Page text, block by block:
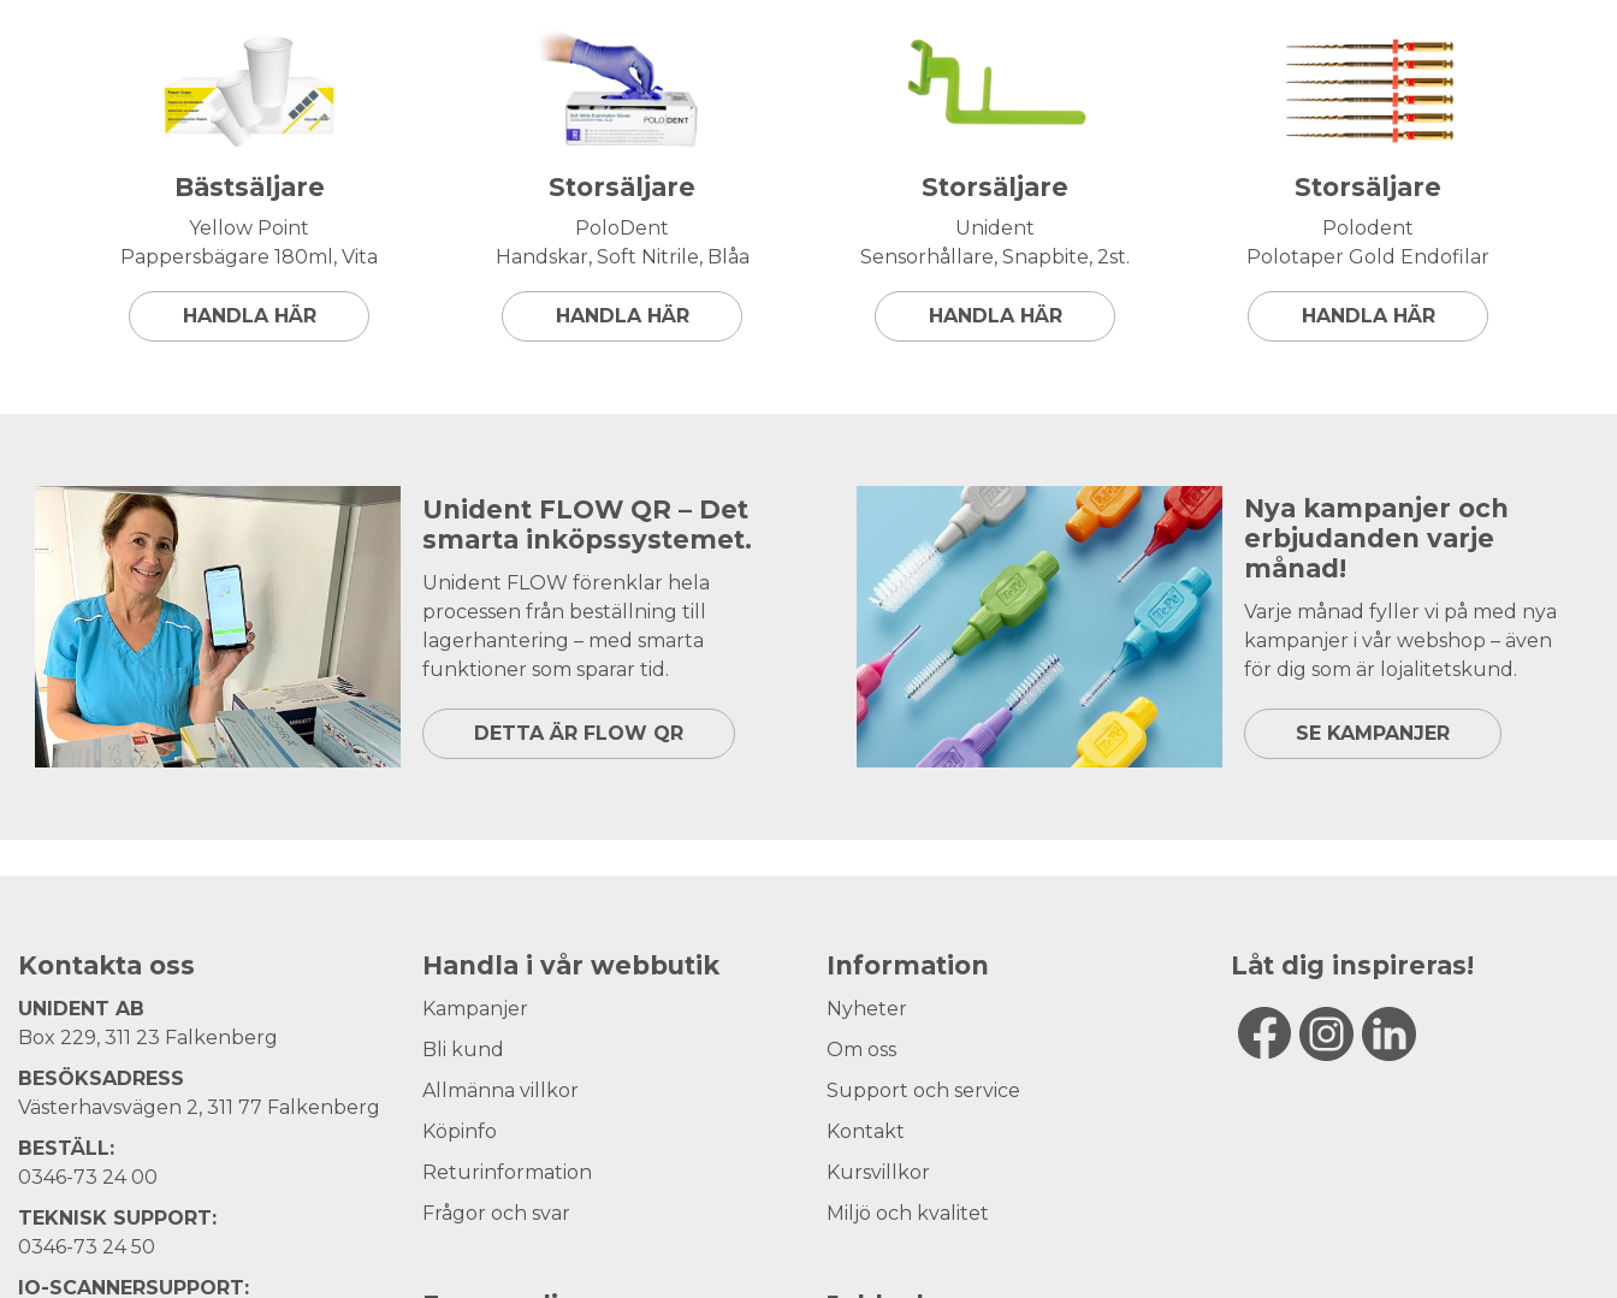
Bästsäljare
Yellow Point
Pappersbägare 180ml, Vita
HANDLA HÄR
Storsäljare
PoloDent
Handskar, Soft Nitrile, Blåa
HANDLA HÄR
Storsäljare
Unident
Sensorhållare, Snapbite, 2st.
HANDLA HÄR
Storsäljare
Polodent
Polotaper Gold Endofilar
HANDLA HÄR
Unident FLOW QR – Det
smarta inköpssystemet.
Unident FLOW förenklar hela
processen från beställning till
lagerhantering – med smarta
funktioner som sparar tid.
DETTA ÄR FLOW QR
Nya kampanjer och
erbjudanden varje
månad!
Varje månad fyller vi på med nya
kampanjer i vår webshop – även
för dig som är lojalitetskund.
SE KAMPANJER
Kontakta oss
UNIDENT AB
Box 229, 311 23 Falkenberg
BESÖKSADRESS
Västerhavsvägen 2, 311 77 Falkenberg
BESTÄLL:
0346-73 24 00
TEKNISK SUPPORT:
0346-73 24 50
IO-SCANNERSUPPORT:
Handla i vår webbutik
Kampanjer
Bli kund
Allmänna villkor
Köpinfo
Returinformation
Frågor och svar
Information
Nyheter
Om oss
Support och service
Kontakt
Kursvillkor
Miljö och kvalitet
Låt dig inspireras!